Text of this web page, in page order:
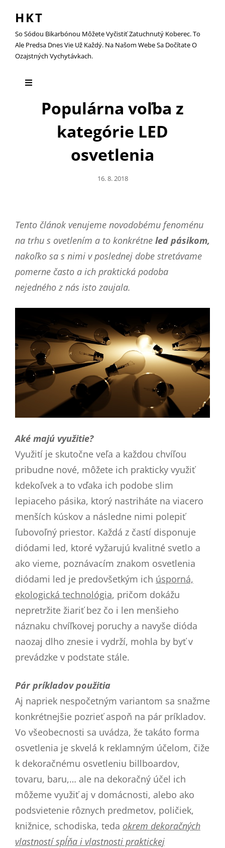
HKT
So Sódou Bikarbónou Môžete Vyčistiť Zatuchnutý Koberec. To
Ale Predsa Dnes Vie Už Každý. Na Našom Webe Sa Dočítate O
Ozajstných Vychytávkach.
Populárna voľba z
kategórie LED
osvetlenia
Posted
16. 8. 2018
Tento článok venujeme novodobému fenoménu
na trhu s ovetlením a to konkrétne led pásikom,
nakoľko sa s nimi v poslednej dobe stretávame
pomerne často a ich praktická podoba
nejedného z nás isto zaujala.
Aké majú využitie?
Využití je skutočne veľa a každou chvíľou
pribudne nové, môžete ich prakticky využiť
kdekoľvek a to vďaka ich podobe slim
lepiaceho pásika, ktorý nastriháte na viacero
menších kúskov a následne nimi polepiť
ľubovoľný priestor. Každá z častí disponuje
diódami led, ktoré vyžarujú kvalitné svetlo a
ako vieme, poznávacím znakom osvetlenia
diódami led je predovšetkým ich úsporná,
ekologická technológia, pričom dokážu
nepretržite žiariť bez čo i len menšieho
náznaku chvíľkovej poruchy a navyše dióda
naozaj dlho znesie i vydrží, mohla by byť v
prevádzke v podstate stále.
Pár príkladov použitia
Aj napriek nespočetným variantom sa snažme
konkrétnejšie pozrieť aspoň na pár príkladov.
Vo všeobecnosti sa uvádza, že takáto forma
osvetlenia je skvelá k reklamným účelom, čiže
k dekoračnému osvetleniu billboardov,
tovaru, baru,… ale na dekoračný účel ich
môžeme využiť aj v domácnosti, alebo ako
podsvietenie rôznych predmetov, poličiek,
knižnice, schodiska, teda okrem dekoračných
vlastností spĺňa i vlastnosti praktickej